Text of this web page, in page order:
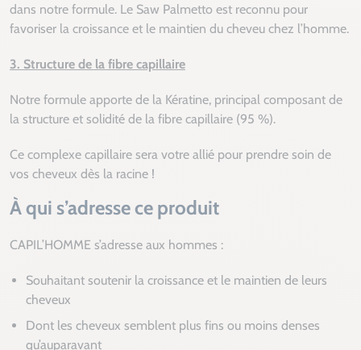
dans notre formule. Le Saw Palmetto est reconnu pour
favoriser la croissance et le maintien du cheveu chez l’homme.
3. Structure de la fibre capillaire
Notre formule apporte de la Kératine, principal composant de
la structure et solidité de la fibre capillaire (95 %).
Ce complexe capillaire sera votre allié pour prendre soin de
vos cheveux dès la racine !
À qui s’adresse ce produit
CAPIL’HOMME s’adresse aux hommes :
Souhaitant soutenir la croissance et le maintien de leurs
cheveux
Dont les cheveux semblent plus fins ou moins denses
qu’auparavant